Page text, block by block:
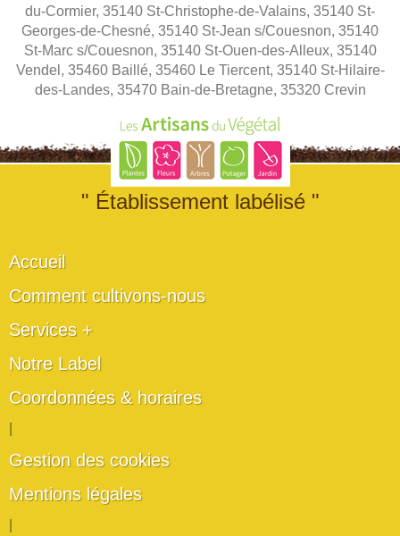
du-Cormier, 35140 St-Christophe-de-Valains, 35140 St-
Georges-de-Chesné, 35140 St-Jean s/Couesnon, 35140
St-Marc s/Couesnon, 35140 St-Ouen-des-Alleux, 35140
Vendel, 35460 Baillé, 35460 Le Tiercent, 35140 St-Hilaire-
des-Landes, 35470 Bain-de-Bretagne, 35320 Crevin
" Établissement labélisé "
Accueil
Comment cultivons-nous
Services +
Notre Label
Coordonnées & horaires
Gestion des cookies
Mentions légales